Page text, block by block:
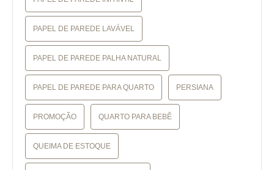
PAPEL DE PAREDE LAVÁVEL
PAPEL DE PAREDE PALHA NATURAL
PAPEL DE PAREDE PARA QUARTO PERSIANA
PROMOÇÃO QUARTO PARA BEBÊ
QUEIMA DE ESTOQUE